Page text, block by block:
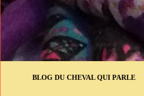
BLOG DU CHEVAL QUI PARLE